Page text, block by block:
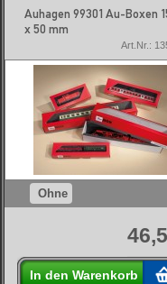
Auhagen 99301 Au-Boxen
x 50 mm
Art.Nr.:
Ohne
In den Warenkorb